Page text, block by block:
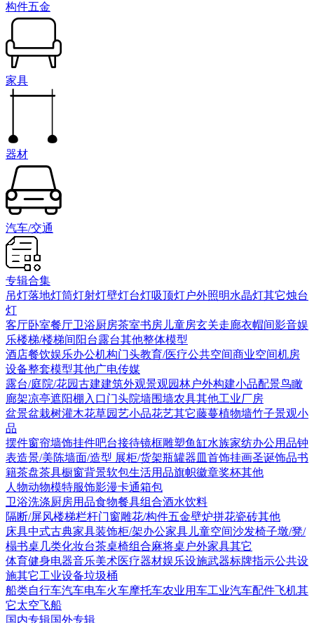
构件五金
家具
器材
汽车/交通
专辑合集
吊灯落地灯筒灯射灯壁灯台灯吸顶灯户外照明水晶灯其它烛台
灯
客厅卧室餐厅卫浴厨房茶室书房 儿童房玄关走廊衣帽间影音娱
乐楼梯/楼梯间 阳台露台其他整体模型
酒店餐饮娱乐办公机构门头教育/医疗公共空间商业空间机房
设备整套模型其他广电传媒
露台/庭院/花园古建建筑外观景观园林户外构建小品配景鸟瞰
廊架凉亭遮阳棚 入口门头院墙围墙农具其他工业厂房
盆景盆栽树灌木花草园艺小品花艺其它藤蔓植物墙竹子景观小
品
摆件窗帘墙饰挂件吧台接待镜框雕塑鱼缸水族家纺办公用品钟
表造景/美陈墙面/造型 展柜/货架瓶罐器皿 首饰挂画圣诞饰品书
籍茶盘茶具橱窗背景软包生活用品旗帜徽章奖杯其他
人物动物模特服饰影漫卡通箱包
卫浴洗涤厨房用品食物餐具组合酒水饮料
隔断/屏风楼梯栏杆门窗雕花/构件五金壁炉拼花瓷砖其他
床具中式古典家具装饰柜/架办公家具 儿童空间沙发椅子墩/凳/
榻书桌 几类化妆台茶桌椅组合麻将桌 户外家具其它
体育健身电器音乐美术医疗器材娱乐设施武器标牌指示公共设
施其它工业设备垃圾桶
船类自行车汽车电车火车摩托车农业用车工业汽车配件飞机其
它太空飞船
国内专辑国外专辑